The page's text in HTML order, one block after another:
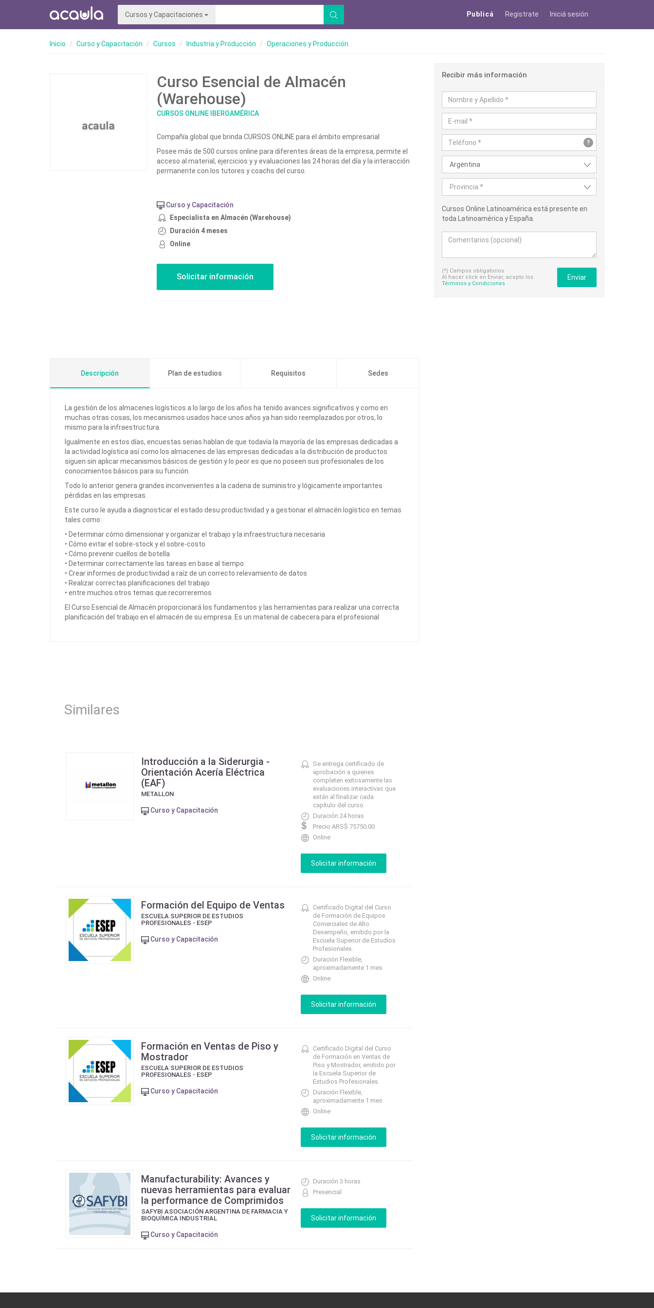
Cursos y Capacitaciones Publicá Registrate Iniciá sesión
Inicio Curso y Capacitación Cursos Industria y Producción Operaciones y Producción
Curso Esencial de Almacén
(Warehouse)
CURSOS ONLINE IBEROAMÉRICA
Compañía global que brinda CURSOS ONLINE para el ámbito empresarial
Posee más de 500 cursos online para diferentes áreas de la empresa, permite el
acceso al material, ejercicios y y evaluaciones las 24 horas del día y la interacción
permanente con los tutores y coachs del curso.
Curso y Capacitación
Especialista en Almacén (Warehouse)
Duración 4 meses
Online
Recibir más información
?
Argentina
Provincia *
Cursos Online Latinoamérica está presente en
toda Latinoamérica y España.
(*) Campos obligatorios
Al hacer click en Enviar, acepto los
Términos y Condiciones
Enviar
Descripción Plan de estudios Requisitos Sedes
La gestión de los almacenes logísticos a lo largo de los años ha tenido avances significativos y como en
muchas otras cosas, los mecanismos usados hace unos años ya han sido reemplazados por otros, lo
mismo para la infraestructura.
Igualmente en estos días, encuestas serias hablan de que todavía la mayoría de las empresas dedicadas a
la actividad logística así como los almacenes de las empresas dedicadas a la distribución de productos
siguen sin aplicar mecanismos básicos de gestión y lo peor es que no poseen sus profesionales de los
conocimientos básicos para su función.
Todo lo anterior genera grandes inconvenientes a la cadena de suministro y lógicamente importantes
pérdidas en las empresas.
Este curso le ayuda a diagnosticar el estado desu productividad y a gestionar el almacén logístico en temas
tales como:
• Determinar cómo dimensionar y organizar el trabajo y la infraestructura necesaria
• Cómo evitar el sobre-stock y el sobre-costo
• Cómo prevenir cuellos de botella
• Determinar correctamente las tareas en base al tiempo
• Crear informes de productividad a raíz de un correcto relevamiento de datos
• Realizar correctas planificaciones del trabajo
• entre muchos otros temas que recorreremos
El Curso Esencial de Almacén proporcionará los fundamentos y las herramientas para realizar una correcta
planificación del trabajo en el almacén de su empresa. Es un material de cabecera para el profesional
Similares
Introducción a la Siderurgia -
Orientación Acería Eléctrica
(EAF)
METALLON
Curso y Capacitación
Se entrega certificado de
aprobación a quienes
completen exitosamente las
evaluaciones interactivas que
están al finalizar cada
capítulo del curso
Duración 24 horas
Precio ARS$ 75750.00
Online
Formación del Equipo de Ventas
ESCUELA SUPERIOR DE ESTUDIOS
PROFESIONALES - ESEP
Curso y Capacitación
Certificado Digital del Curso
de Formación de Equipos
Comerciales de Alto
Desempeño, emitido por la
Escuela Superior de Estudios
Profesionales.
Duración Flexible,
aproximadamente 1 mes
Online
Formación en Ventas de Piso y
Mostrador
ESCUELA SUPERIOR DE ESTUDIOS
PROFESIONALES - ESEP
Curso y Capacitación
Certificado Digital del Curso
de Formación en Ventas de
Piso y Mostrador, emitido por
la Escuela Superior de
Estudios Profesionales.
Duración Flexible,
aproximadamente 1 mes
Online
Manufacturability: Avances y
nuevas herramientas para evaluar
la performance de Comprimidos
SAFYBI ASOCIACIÓN ARGENTINA DE FARMACIA Y
BIOQUÍMICA INDUSTRIAL
Curso y Capacitación
Duración 3 horas
Presencial